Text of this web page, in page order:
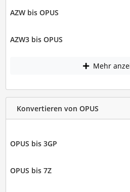
AZW bis OPUS
AZW3 bis OPUS
Mehr
Konvertieren von OPUS
OPUS bis 3GP
OPUS bis 7Z